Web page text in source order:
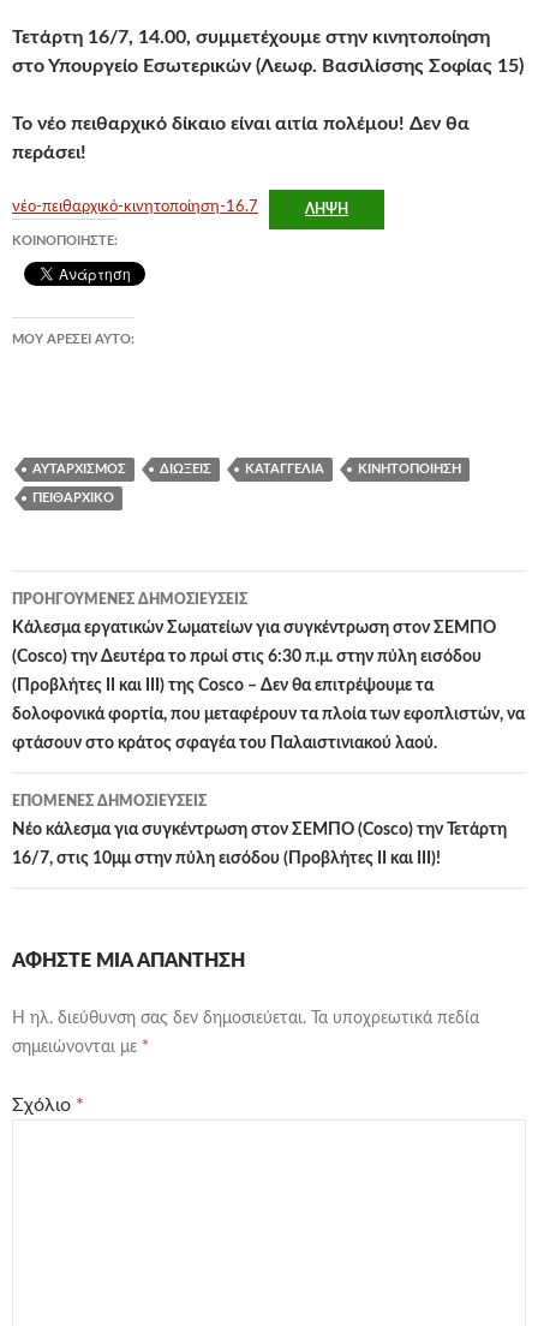
Τετάρτη 16/7, 14.00, συμμετέχουμε στην κινητοποίηση
στο Υπουργείο Εσωτερικών (Λεωφ. Βασιλίσσης Σοφίας 15)
Το νέο πειθαρχικό δίκαιο είναι αιτία πολέμου! Δεν θα
περάσει!
νέο-πειθαρχικό-κινητοποίηση-16.7 ΛΉΨΗ
ΚΟΙΝΟΠΟΙΉΣΤΕ:
ΜΟΥ ΑΡΈΣΕΙ ΑΥΤΌ:
ΑΥΤΑΡΧΙΣΜΌΣ ΔΙΏΞΕΙΣ ΚΑΤΑΓΓΕΛΊΑ ΚΙΝΗΤΟΠΟΊΗΣΗ
ΠΕΙΘΑΡΧΙΚΌ
Πλοήγηση
άρθρων
ΠΡΟΗΓΟΎΜΕΝΕΣ ΔΗΜΟΣΙΕΎΣΕΙΣ
Κάλεσμα εργατικών Σωματείων για συγκέντρωση στον ΣΕΜΠΟ
(Cosco) την Δευτέρα το πρωί στις 6:30 π.μ. στην πύλη εισόδου
(Προβλήτες ΙΙ και ΙΙΙ) της Cosco – Δεν θα επιτρέψουμε τα
δολοφονικά φορτία, που μεταφέρουν τα πλοία των εφοπλιστών, να
φτάσουν στο κράτος σφαγέα του Παλαιστινιακού λαού.
ΕΠΌΜΕΝΕΣ ΔΗΜΟΣΙΕΎΣΕΙΣ
Νέο κάλεσμα για συγκέντρωση στον ΣΕΜΠΟ (Cosco) την Τετάρτη
16/7, στις 10μμ στην πύλη εισόδου (Προβλήτες ΙΙ και ΙΙΙ)!
ΑΦΉΣΤΕ ΜΙΑ ΑΠΆΝΤΗΣΗ
Η ηλ. διεύθυνση σας δεν δημοσιεύεται.
Τα υποχρεωτικά πεδία
σημειώνονται με *
Σχόλιο *